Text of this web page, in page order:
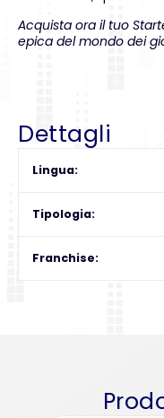
Acquista ora il tuo
epica del mondo dei
Dettagli
Lingua
Tipologia
Franchise